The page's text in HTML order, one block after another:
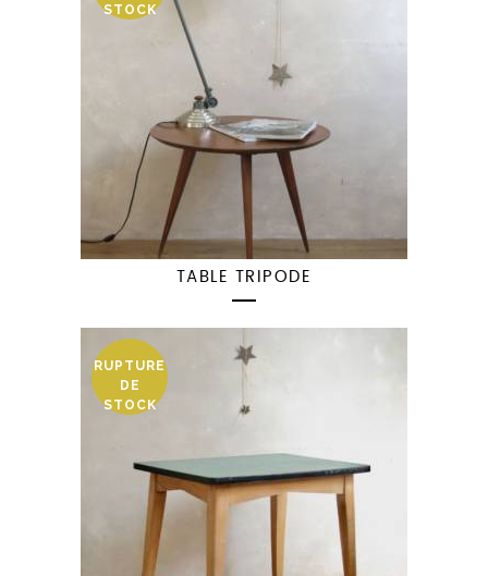
STOCK
TABLE TRIPODE
RUPTURE
DE
STOCK